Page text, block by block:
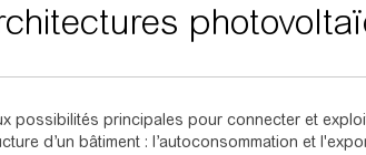
possibilités principales pour connecter et
d’un bâtiment : l’autoconsommation et